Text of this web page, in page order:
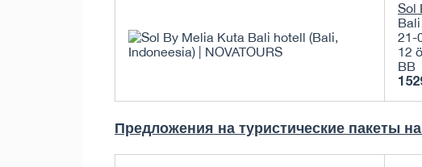
Sol
21-
12
BB
Предложения на туристические пакеты